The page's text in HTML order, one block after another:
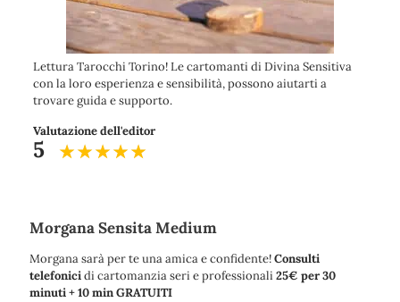
Lettura Tarocchi Torino! Le cartomanti di Divina Sensitiva
con la loro esperienza e sensibilità, possono aiutarti a
trovare guida e supporto.
Valutazione dell'editor
5
Morgana Sensita Medium
Morgana sarà per te una amica e confidente!Consulti
telefonicidi cartomanzia seri e professionali25€ per 30
minuti + 10 min GRATUITI